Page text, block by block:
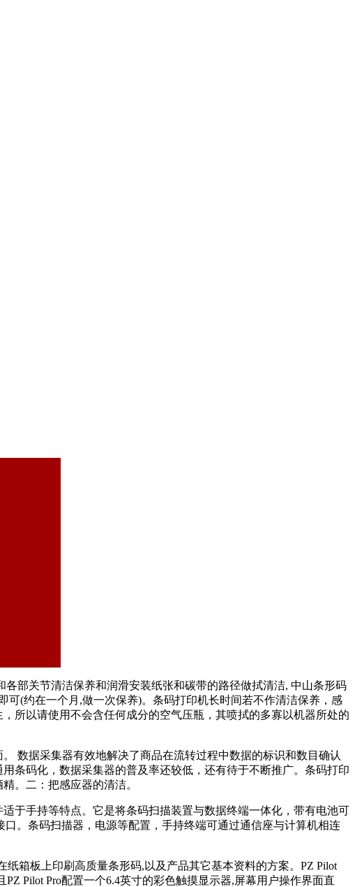
部关节清洁保养和润滑安装纸张和碳带的路径做拭清洁, 中山条形码
(约在一个月,做一次保养)。条码打印机长时间若不作清洁保养，感
所以请使用不会含任何成分的空气压瓶，其喷拭的多寡以机器所处的
数据采集器有效地解决了商品在流转过程中数据的标识和数目确认
条码化，数据采集器的普及率还较低，还有待于不断推广。条码打印
。二：把感应器的清洁。
于手持等特点。它是将条码扫描装置与数据终端一体化，带有电池可
。条码扫描器，电源等配置，手持终端可通过通信座与计算机相连
箱板上印刷高质量条形码,以及产品其它基本资料的方案。PZ Pilot
Pilot Pro配置一个6.4英寸的彩色触摸显示器,屏幕用户操作界面直